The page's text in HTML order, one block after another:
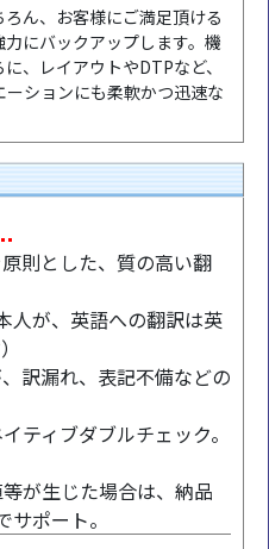
ろん、お客様にご満足頂ける
にバックアップします。機
、レイアウトやDTPなど、
ションにも柔軟かつ迅速な
則とした、質の高い翻
人が、英語への翻訳は英
訳漏れ、表記不備などの
ティブダブルチェック。
が生じた場合は、納品
ポート。